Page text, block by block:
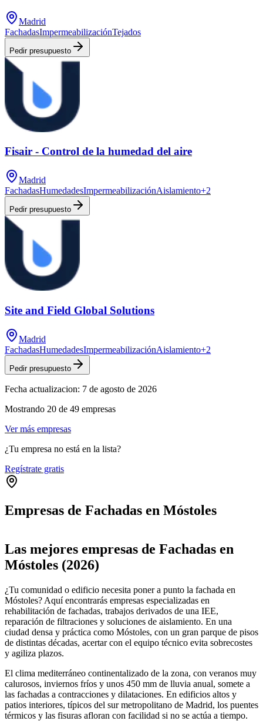
Madrid
FachadasImpermeabilizaciónTejados
Pedir presupuesto
Fisair - Control de la humedad del aire
Madrid
FachadasHumedadesImpermeabilizaciónAislamiento+2
Pedir presupuesto
Site and Field Global Solutions
Madrid
FachadasHumedadesImpermeabilizaciónAislamiento+2
Pedir presupuesto
Fecha actualizacion: 7 de agosto de 2026
Mostrando 20 de 49 empresas
Ver más empresas
¿Tu empresa no está en la lista?
Regístrate gratis
Empresas de Fachadas en Móstoles
+
−
Las mejores empresas de Fachadas en
Móstoles (2026)
¿Tu comunidad o edificio necesita poner a punto la fachada en
Móstoles? Aquí encontrarás empresas especializadas en
rehabilitación de fachadas, trabajos derivados de una IEE,
reparación de filtraciones y soluciones de aislamiento. En una
ciudad densa y práctica como Móstoles, con un gran parque de pisos
de distintas décadas, acertar con el equipo técnico evita sobrecostes
y agiliza plazos.
El clima mediterráneo continentalizado de la zona, con veranos muy
calurosos, inviernos fríos y unos 450 mm de lluvia anual, somete a
las fachadas a contracciones y dilataciones. En edificios altos y
patios interiores, típicos del sur metropolitano de Madrid, los puentes
térmicos y las fisuras afloran con facilidad si no se actúa a tiempo.